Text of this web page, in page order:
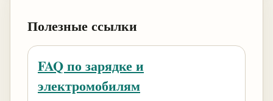
Полезные ссылки
FAQ по зарядке и
электромобилям